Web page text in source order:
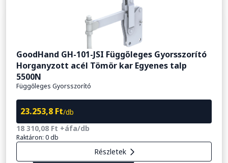
GoodHand GH-101-JSI Függőleges Gyorsszorító
Horganyzott acél Tömör kar Egyenes talp
5500N
Függőleges Gyorsszorító
23.253,8 Ft/db
18 310,08 Ft +áfa/db
Raktáron: 0 db
Részletek